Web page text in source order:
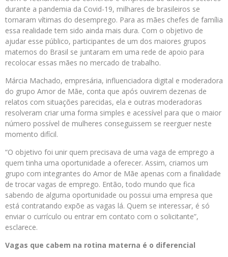
durante a pandemia da Covid-19, milhares de brasileiros se
tornaram vítimas do desemprego. Para as mães chefes de família
essa realidade tem sido ainda mais dura. Com o objetivo de
ajudar esse público, participantes de um dos maiores grupos
maternos do Brasil se juntaram em uma rede de apoio para
recolocar essas mães no mercado de trabalho.
Márcia Machado, empresária, influenciadora digital e moderadora
do grupo Amor de Mãe, conta que após ouvirem dezenas de
relatos com situações parecidas, ela e outras moderadoras
resolveram criar uma forma simples e acessível para que o maior
número possível de mulheres conseguissem se reerguer neste
momento difícil.
“O objetivo foi unir quem precisava de uma vaga de emprego a
quem tinha uma oportunidade a oferecer. Assim, criamos um
grupo com integrantes do Amor de Mãe apenas com a finalidade
de trocar vagas de emprego. Então, todo mundo que fica
sabendo de alguma oportunidade ou possui uma empresa que
está contratando expõe as vagas lá. Quem se interessar, é só
enviar o currículo ou entrar em contato com o solicitante”,
esclarece.
Vagas que cabem na rotina materna é o diferencial